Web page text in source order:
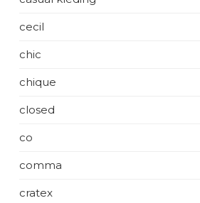
cecil
chic
chique
closed
co
comma
cratex